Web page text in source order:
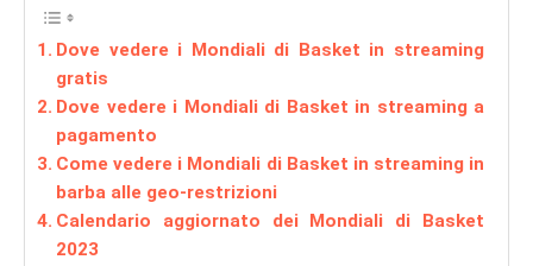
Dove vedere i Mondiali di Basket in streaming
gratis
Dove vedere i Mondiali di Basket in streaming a
pagamento
Come vedere i Mondiali di Basket in streaming in
barba alle geo-restrizioni
Calendario aggiornato dei Mondiali di Basket
2023